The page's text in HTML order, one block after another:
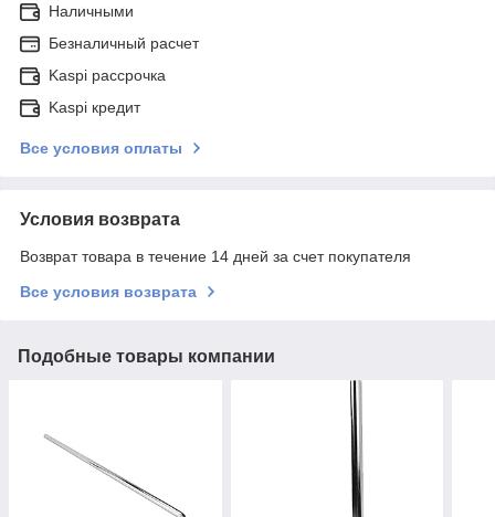
Наличными
Безналичный расчет
Kaspi рассрочка
Kaspi кредит
Все условия оплаты
Условия возврата
Возврат товара в течение 14 дней за счет покупателя
Все условия возврата
Подобные товары компании